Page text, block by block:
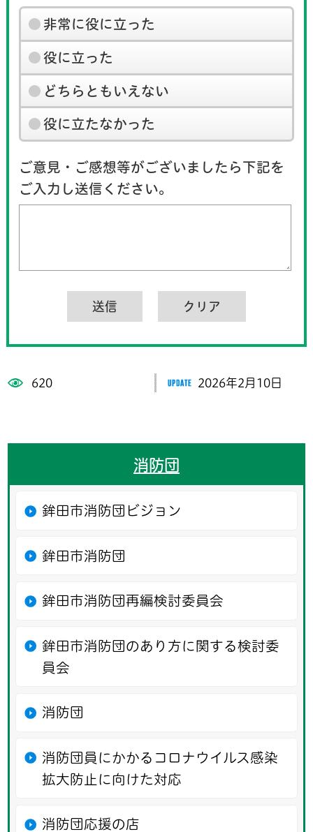
非常に役に立った
役に立った
どちらともいえない
役に立たなかった
ご意見・ご感想等がございましたら下記を
ご入力し送信ください。
620 2026年2月10日
消防団
鉾田市消防団ビジョン
鉾田市消防団
鉾田市消防団再編検討委員会
鉾田市消防団のあり方に関する検討委
員会
消防団
消防団員にかかるコロナウイルス感染
拡大防止に向けた対応
消防団応援の店